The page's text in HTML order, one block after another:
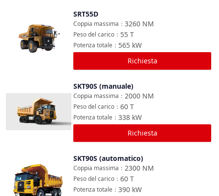
SRT55D
3260 NM
Coppia massima ：
55 T
Peso del carico ：
565 kW
Potenza totale ：
Richiesta
SKT90S (manuale)
2000 NM
Coppia massima ：
60 T
Peso del carico ：
338 kW
Potenza totale ：
Richiesta
Confronta
SKT90S (automatico)
2300 NM
Coppia massima ：
60 T
Peso del carico ：
390 kW
Potenza totale ：